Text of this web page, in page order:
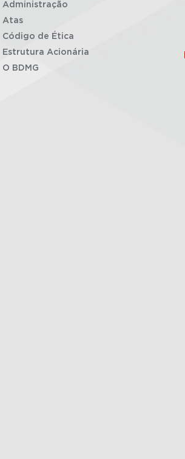
Administração
Atas
Código de Ética
Estrutura Acionária
O BDMG